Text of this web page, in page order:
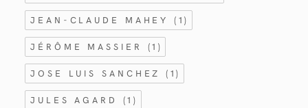
JEAN-CLAUDE MAHEY(1)
JÉRÔME MASSIER (1)
JOSE LUIS SANCHEZ(1)
JULES AGARD (1)